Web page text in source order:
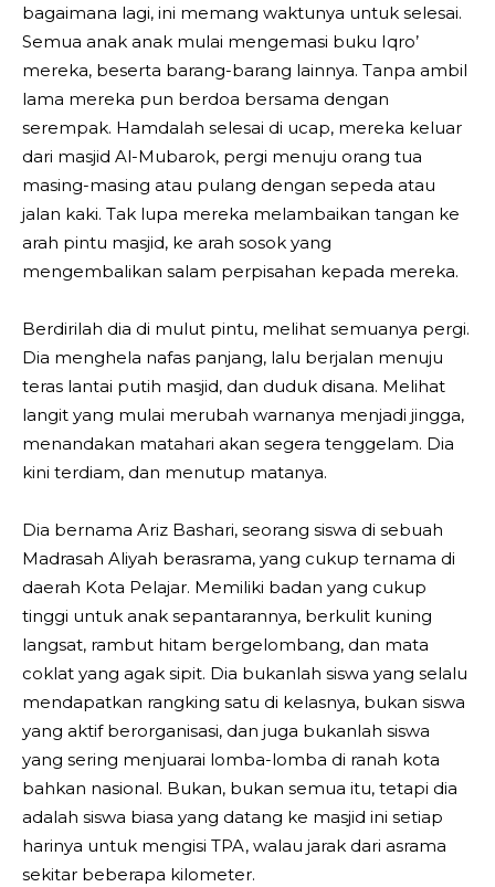
bagaimana lagi, ini memang waktunya untuk selesai.
Semua anak anak mulai mengemasi buku Iqro’
mereka, beserta barang-barang lainnya. Tanpa ambil
lama mereka pun berdoa bersama dengan
serempak. Hamdalah selesai di ucap, mereka keluar
dari masjid Al-Mubarok, pergi menuju orang tua
masing-masing atau pulang dengan sepeda atau
jalan kaki. Tak lupa mereka melambaikan tangan ke
arah pintu masjid, ke arah sosok yang
mengembalikan salam perpisahan kepada mereka.
Berdirilah dia di mulut pintu, melihat semuanya pergi.
Dia menghela nafas panjang, lalu berjalan menuju
teras lantai putih masjid, dan duduk disana. Melihat
langit yang mulai merubah warnanya menjadi jingga,
menandakan matahari akan segera tenggelam. Dia
kini terdiam, dan menutup matanya.
Dia bernama Ariz Bashari, seorang siswa di sebuah
Madrasah Aliyah berasrama, yang cukup ternama di
daerah Kota Pelajar. Memiliki badan yang cukup
tinggi untuk anak sepantarannya, berkulit kuning
langsat, rambut hitam bergelombang, dan mata
coklat yang agak sipit. Dia bukanlah siswa yang selalu
mendapatkan rangking satu di kelasnya, bukan siswa
yang aktif berorganisasi, dan juga bukanlah siswa
yang sering menjuarai lomba-lomba di ranah kota
bahkan nasional. Bukan, bukan semua itu, tetapi dia
adalah siswa biasa yang datang ke masjid ini setiap
harinya untuk mengisi TPA, walau jarak dari asrama
sekitar beberapa kilometer.